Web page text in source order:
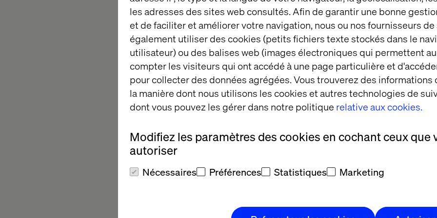
les adresses des sites web consultés. Afin de garantir une bonne
et de faciliter et améliorer votre navigation, nous ou nos fournisseurs
également utiliser des cookies (petits fichiers texte stockés dans le
utilisateur) ou des balises web (images électroniques qui permettent
compter les visiteurs qui ont accédé à une page particulière et
pour collecter des données agrégées. Vous trouverez des
la manière dont nous utilisons les cookies et autres technologies de
dont vous pouvez les gérer dans notre politique relative aux cookies.
Modifiez les paramètres des cookies en cochant ceux que
autoriser
Nécessaires Préférences Statistiques Marketing
leçons apprises le long de notre route. Nous oserons repousser les
façon de privilégier l'inclusion et nous continuerons à privilégier et à
tous nos employés chez Valtech. Je suis sûre que nous allons créer des
positifs à long terme dans tous les départements et les bureaux locaux
ainsi repousser les limites du secteur"précise-t-elle.
"Nous sommes ravis de voir Sheree rejoindre notre équipe. Nous
secteur qui doit faire d’immense progrès en matière de diversité et
à ses connaissances et son expertise nous faisons un pas dans la bonne
que cela signifie pour les employés de toutes origines, de réussir et de
c'est notre priorité numéro un. Nous espérons que cela inspirera d'autres
faire pression pour une industrie plus juste et plus inclusive
CEO de Valtech.